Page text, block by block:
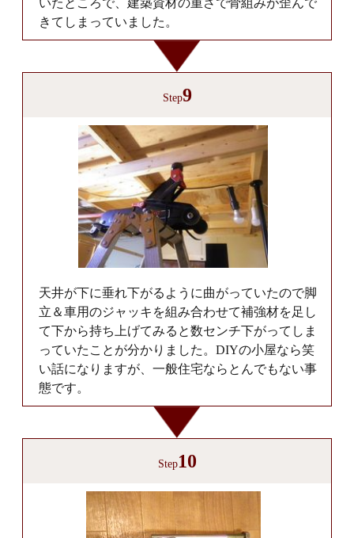
いたところで、建築資材の重さで骨組みが歪んで
きてしまっていました。
Step9
天井が下に垂れ下がるように曲がっていたので脚
立＆車用のジャッキを組み合わせて補強材を足し
て下から持ち上げてみると数センチ下がってしま
っていたことが分かりました。DIYの小屋なら笑
い話になりますが、一般住宅ならとんでもない事
態です。
Step10